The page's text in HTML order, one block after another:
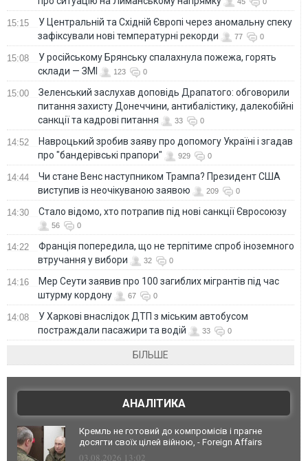
15:15
У Центральній та Східній Європі через аномальну спеку
зафіксували нові температурні рекорди
77 0
15:08
У російському Брянську спалахнула пожежа, горять
склади — ЗМІ
123 0
15:00
Зеленський заслухав доповідь Драпатого: обговорили
питання захисту Донеччини, антибалістику, далекобійні
санкції та кадрові питання
33 0
14:52
Навроцький зробив заяву про допомогу Україні і згадав
про "бандерівські прапори"
929 0
14:44
Чи стане Венс наступником Трампа? Президент США
виступив із неочікуваною заявою
209 0
14:30 Стало відомо, хто потрапив під нові санкції Євросоюзу
56 0
14:22
Франція попередила, що не терпітиме спроб іноземного
втручання у вибори
32 0
14:16
Мер Сеути заявив про 100 загиблих мігрантів під час
штурму кордону
67 0
14:08
У Харкові внаслідок ДТП з міським автобусом
постраждали пасажири та водій
33 0
БІЛЬШЕ
АНАЛІТИКА
Кремль не готовий до компромісів і прагне
досягти своїх цілей війною, - Foreign Affairs
03.08.2026 13:02